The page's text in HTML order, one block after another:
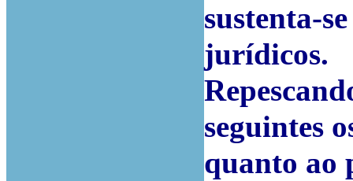
sustenta-
jurídicos.
seguintes
quanto ao